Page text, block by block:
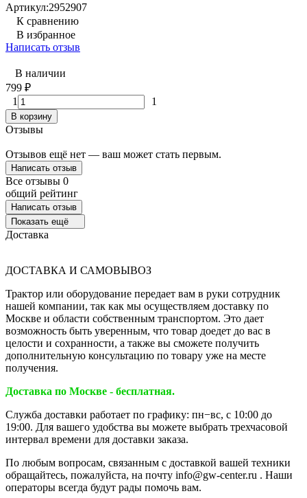
Артикул:2952907
К сравнению
В избранное
Написать отзыв
В наличии
799 ₽
1
1
В корзину
Отзывы
Отзывов ещё нет — ваш может стать первым.
Написать отзыв
Все отзывы 0
общий рейтинг
Написать отзыв
Показать ещё
Доставка
ДОСТАВКА И САМОВЫВОЗ
Трактор или оборудование передает вам в руки сотрудник
нашей компании, так как мы осуществляем доставку по
Москве и области собственным транспортом. Это дает
возможность быть уверенным, что товар доедет до вас в
целости и сохранности, а также вы сможете получить
дополнительную консультацию по товару уже на месте
получения.
Доставка по Москве - бесплатная.
Служба доставки работает по графику: пн−вс, с 10:00 до
19:00. Для вашего удобства вы можете выбрать трехчасовой
интервал времени для доставки заказа.
По любым вопросам, связанным с доставкой вашей техники
обращайтесь, пожалуйста, на почту info@gw-center.ru . Наши
операторы всегда будут рады помочь вам.